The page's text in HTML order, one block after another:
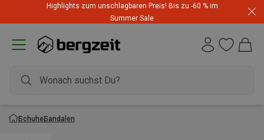
Highlights zum unschlagbaren Preis! Bis zu -60 % im
Summer Sale
SchuheSandalen